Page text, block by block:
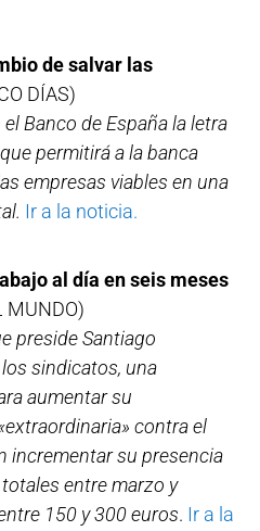
de salvar las
DÍAS)
Banco de España la letra
permitirá a la banca
empresas viables en una
Ir a la noticia.
al día en seis meses
MUNDO)
preside Santiago
sindicatos, una
aumentar su
contra el
incrementar su presencia
entre marzo y
150 y 300 euros. Ir a la